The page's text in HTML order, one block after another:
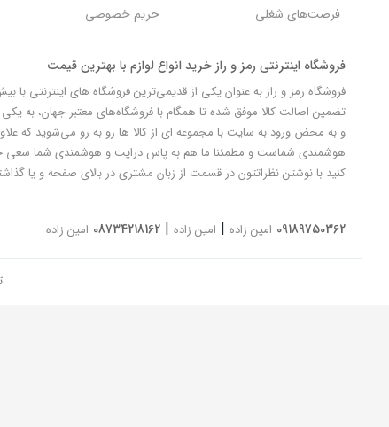
فرصت‌های شغلی
حریم خصوصی
فروشگاه اینترنتی رمز و راز خرید انواع لوازم با بهترین قیمت
تضمین اصالت کالا موفق شده تا همگام با فروشگاه‌های معتبر جهان، به یکی
و به محض ورود به سایت با مجموعه ای از کالا ها رو به رو می‌شوید که
کنید با نوشتن نظراتتون در قسمت از زبان مشتری در بالای صفحه و یا
09189750362 امین زاده | امین زاده |
08734218162 امین زاده